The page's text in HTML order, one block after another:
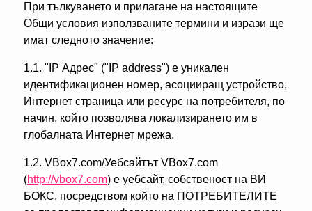
При тълкуването и прилагане на настоящите
Общи условия използваните термини и изрази ще
имат следното значение:
1.1. "IP Адрес" ("IP address") е уникален
идентификационен номер, асоцииращ устройство,
Интернет страница или ресурс на потребителя, по
начин, който позволява локализирането им в
глобалната Интернет мрежа.
1.2. VBox7.com/Уебсайтът VBox7.com
(http://vbox7.com) е уебсайт, собственост на ВИ
БОКС, посредством който на ПОТРЕБИТЕЛИТЕ